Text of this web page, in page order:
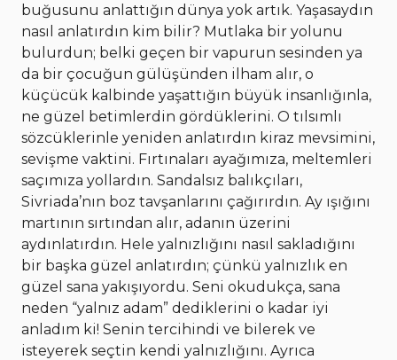
buğusunu anlattığın dünya yok artık. Yaşasaydın
nasıl anlatırdın kim bilir? Mutlaka bir yolunu
bulurdun; belki geçen bir vapurun sesinden ya
da bir çocuğun gülüşünden ilham alır, o
küçücük kalbinde yaşattığın büyük insanlığınla,
ne güzel betimlerdin gördüklerini. O tılsımlı
sözcüklerinle yeniden anlatırdın kiraz mevsimini,
sevişme vaktini. Fırtınaları ayağımıza, meltemleri
saçımıza yollardın. Sandalsız balıkçıları,
Sivriada’nın boz tavşanlarını çağırırdın. Ay ışığını
martının sırtından alır, adanın üzerini
aydınlatırdın. Hele yalnızlığını nasıl sakladığını
bir başka güzel anlatırdın; çünkü yalnızlık en
güzel sana yakışıyordu. Seni okudukça, sana
neden “yalnız adam” dediklerini o kadar iyi
anladım ki! Senin tercihindi ve bilerek ve
isteyerek seçtin kendi yalnızlığını. Ayrıca